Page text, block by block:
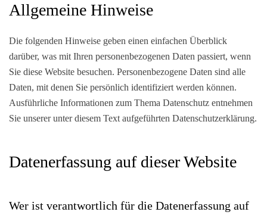
Allgemeine Hinweise
Die folgenden Hinweise geben einen einfachen Überblick
darüber, was mit Ihren personenbezogenen Daten passiert, wenn
Sie diese Website besuchen. Personenbezogene Daten sind alle
Daten, mit denen Sie persönlich identifiziert werden können.
Ausführliche Informationen zum Thema Datenschutz entnehmen
Sie unserer unter diesem Text aufgeführten Datenschutzerklärung.
Datenerfassung auf dieser Website
Wer ist verantwortlich für die Datenerfassung auf